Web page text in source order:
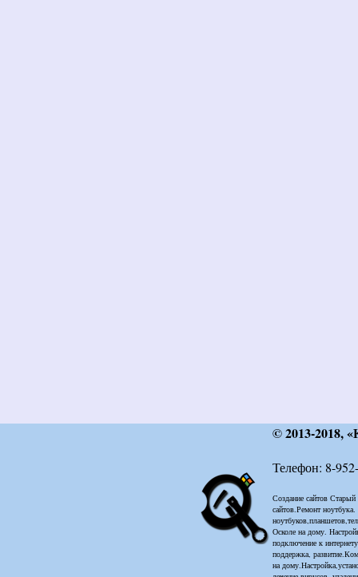
© 2013-2018,
Телефон: 8-
Создание сайтов
сайтов.Ремонт
Осколе на дому.
подключение к
поддержка,
на